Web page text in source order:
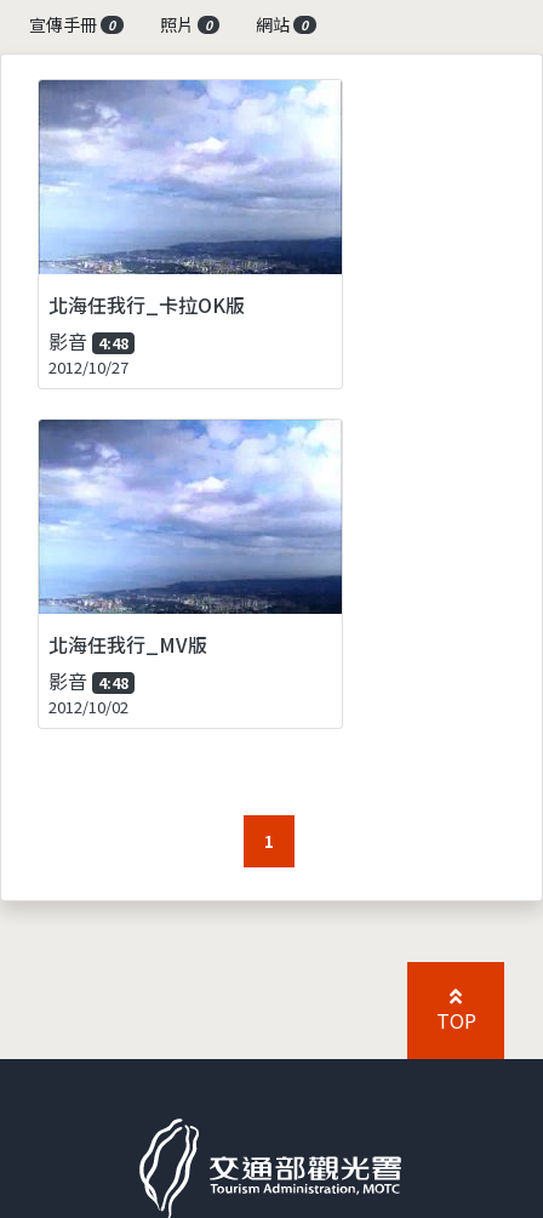
宣傳手冊 0 照片 0 網站 0
北海任我行_卡拉OK版
影音 4:48
2012/10/27
北海任我行_MV版
影音 4:48
2012/10/02
1
TOP